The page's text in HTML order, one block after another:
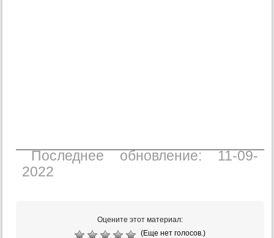
Последнее обновление: 11-09-
2022
Оцените этот материал:
(Еще нет голосов.)